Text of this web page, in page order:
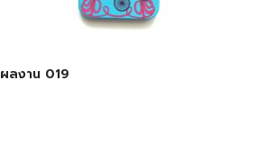
ผลงาน 019